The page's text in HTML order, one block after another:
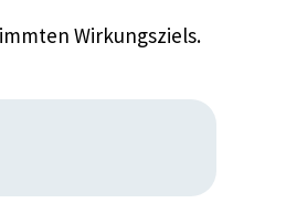
Wirkungsziels.